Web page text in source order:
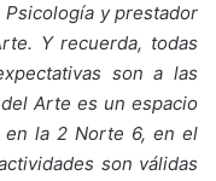
y prestador
Y recuerda, todas
son a las
Arte es un espacio
en la 2 Norte 6, en el
son válidas